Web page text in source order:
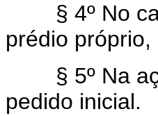
§ 4º No
prédio
§ 5º Na
pedido inicial.